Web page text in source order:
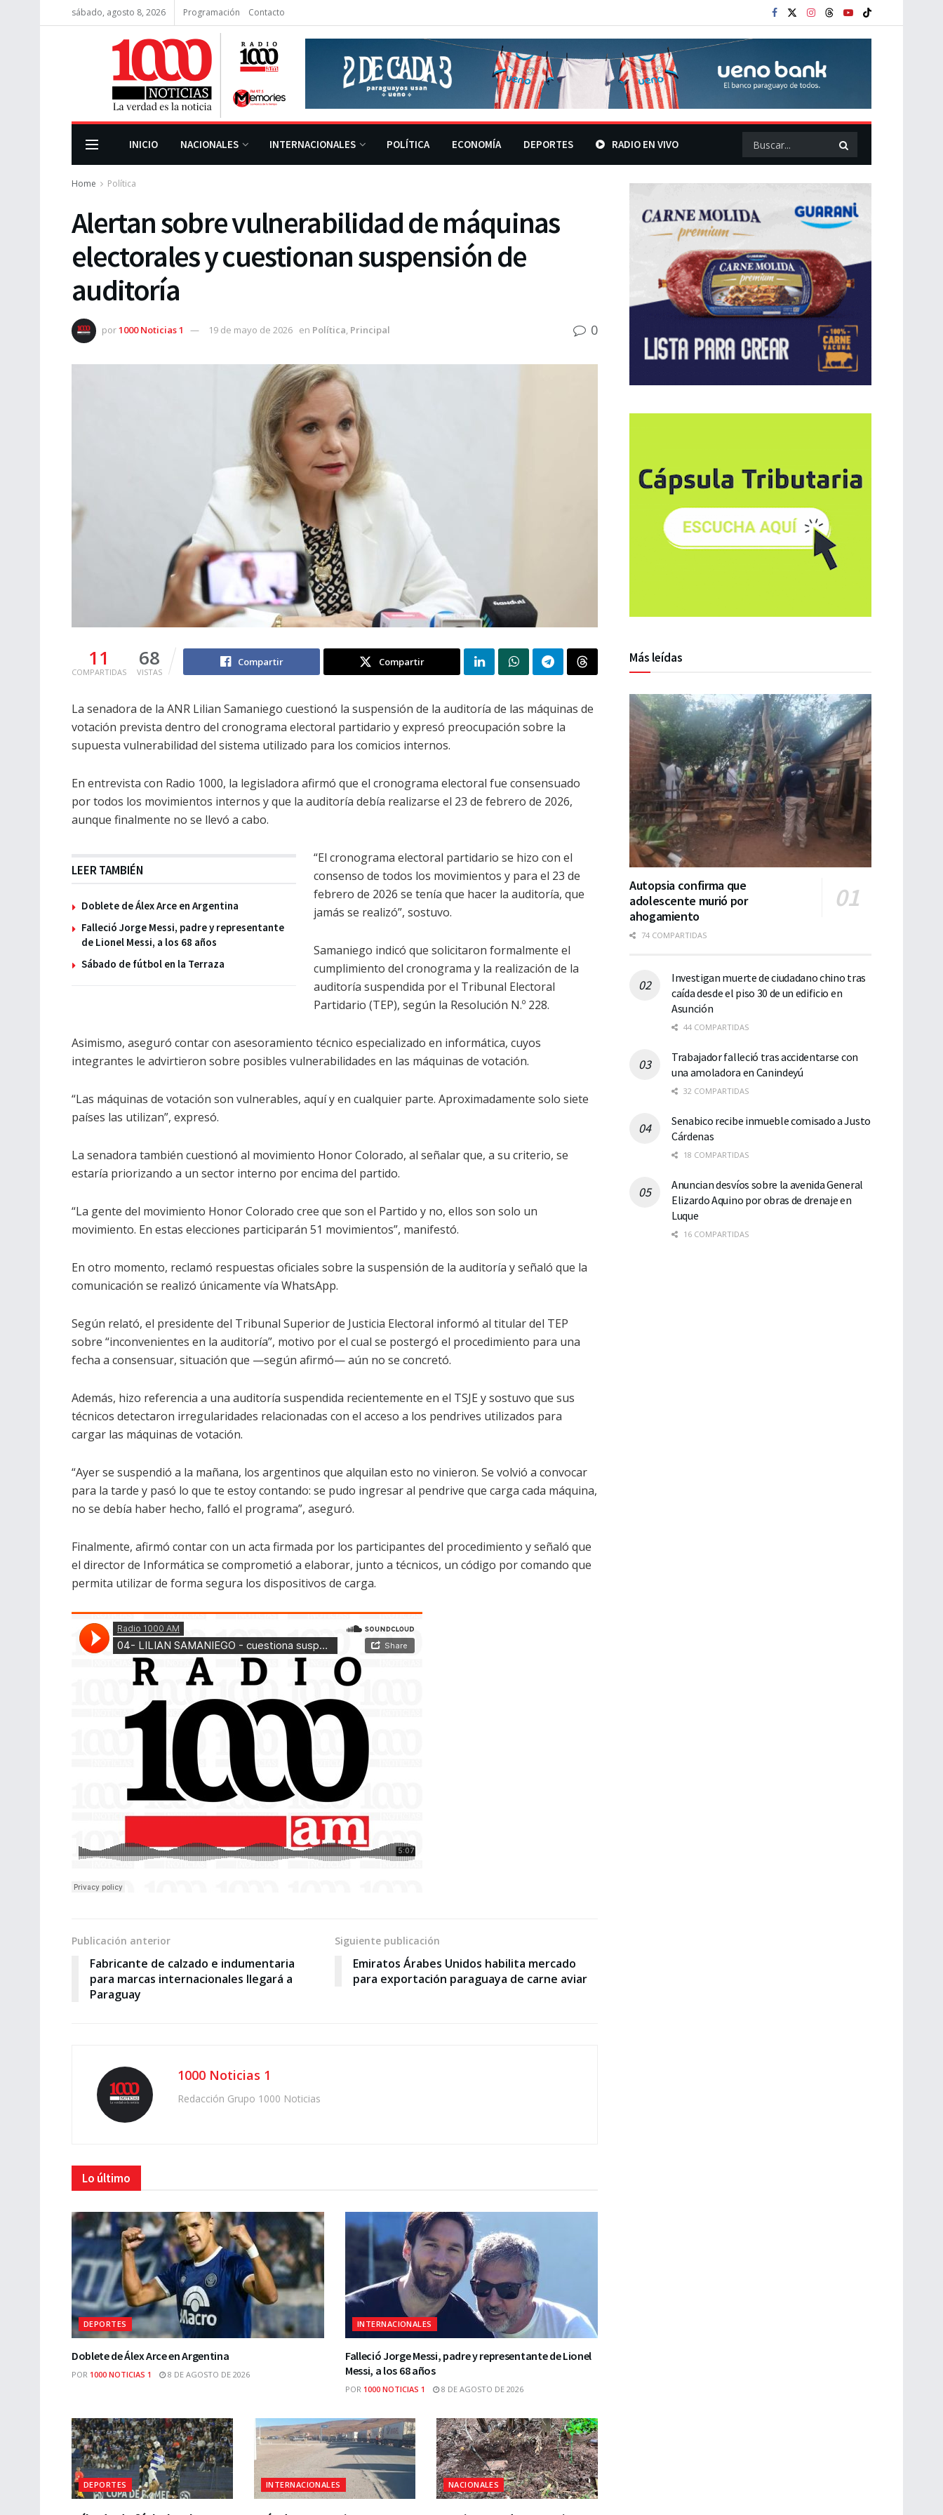
sábado, agosto 8, 2026 Programación Contacto
INICIO NACIONALES INTERNACIONALES POLÍTICA ECONOMÍA DEPORTES RADIO EN VIVO
Home Política
Alertan sobre vulnerabilidad de máquinas
electorales y cuestionan suspensión de
auditoría
por1000 Noticias 1 19 de mayo de 2026 en Política, Principal 0
11
COMPARTIDAS
68
VISTAS
Compartir Compartir
La senadora de la ANR Lilian Samaniego cuestionó la suspensión de la auditoría de las máquinas de
votación prevista dentro del cronograma electoral partidario y expresó preocupación sobre la
supuesta vulnerabilidad del sistema utilizado para los comicios internos.
En entrevista con Radio 1000, la legisladora afirmó que el cronograma electoral fue consensuado
por todos los movimientos internos y que la auditoría debía realizarse el 23 de febrero de 2026,
aunque finalmente no se llevó a cabo.
LEER TAMBIÉN
Doblete de Álex Arce en Argentina
Falleció Jorge Messi, padre y representante
de Lionel Messi, a los 68 años
Sábado de fútbol en la Terraza
“El cronograma electoral partidario se hizo con el
consenso de todos los movimientos y para el 23 de
febrero de 2026 se tenía que hacer la auditoría, que
jamás se realizó”, sostuvo.
Samaniego indicó que solicitaron formalmente el
cumplimiento del cronograma y la realización de la
auditoría suspendida por el Tribunal Electoral
Partidario (TEP), según la Resolución N.º 228.
Asimismo, aseguró contar con asesoramiento técnico especializado en informática, cuyos
integrantes le advirtieron sobre posibles vulnerabilidades en las máquinas de votación.
“Las máquinas de votación son vulnerables, aquí y en cualquier parte. Aproximadamente solo siete
países las utilizan”, expresó.
La senadora también cuestionó al movimiento Honor Colorado, al señalar que, a su criterio, se
estaría priorizando a un sector interno por encima del partido.
“La gente del movimiento Honor Colorado cree que son el Partido y no, ellos son solo un
movimiento. En estas elecciones participarán 51 movimientos”, manifestó.
En otro momento, reclamó respuestas oficiales sobre la suspensión de la auditoría y señaló que la
comunicación se realizó únicamente vía WhatsApp.
Según relató, el presidente del Tribunal Superior de Justicia Electoral informó al titular del TEP
sobre “inconvenientes en la auditoría”, motivo por el cual se postergó el procedimiento para una
fecha a consensuar, situación que —según afirmó— aún no se concretó.
Además, hizo referencia a una auditoría suspendida recientemente en el TSJE y sostuvo que sus
técnicos detectaron irregularidades relacionadas con el acceso a los pendrives utilizados para
cargar las máquinas de votación.
“Ayer se suspendió a la mañana, los argentinos que alquilan esto no vinieron. Se volvió a convocar
para la tarde y pasó lo que te estoy contando: se pudo ingresar al pendrive que carga cada máquina,
no se debía haber hecho, falló el programa”, aseguró.
Finalmente, afirmó contar con un acta firmada por los participantes del procedimiento y señaló que
el director de Informática se comprometió a elaborar, junto a técnicos, un código por comando que
permita utilizar de forma segura los dispositivos de carga.
Publicación anterior
Fabricante de calzado e indumentaria
para marcas internacionales llegará a
Paraguay
Siguiente publicación
Emiratos Árabes Unidos habilita mercado
para exportación paraguaya de carne aviar
1000 Noticias 1
Redacción Grupo 1000 Noticias
Lo último
DEPORTES
Doblete de Álex Arce en Argentina
POR 1000 NOTICIAS 1 8 DE AGOSTO DE 2026
INTERNACIONALES
Falleció Jorge Messi, padre y representante de Lionel
Messi, a los 68 años
POR 1000 NOTICIAS 1 8 DE AGOSTO DE 2026
DEPORTES INTERNACIONALES NACIONALES
Más leídas
Autopsia confirma que
adolescente murió por
ahogamiento
74 COMPARTIDAS
Investigan muerte de ciudadano chino tras
caída desde el piso 30 de un edificio en
Asunción
44 COMPARTIDAS
Trabajador falleció tras accidentarse con
una amoladora en Canindeyú
32 COMPARTIDAS
Senabico recibe inmueble comisado a Justo
Cárdenas
18 COMPARTIDAS
Anuncian desvíos sobre la avenida General
Elizardo Aquino por obras de drenaje en
Luque
16 COMPARTIDAS